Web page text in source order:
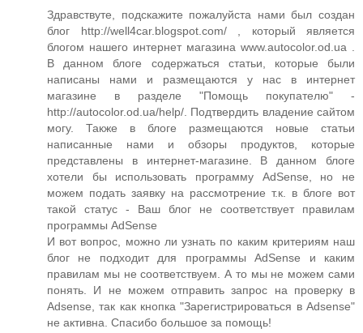
Здравствуте, подскажите пожалуйста нами был создан
блог http://well4car.blogspot.com/ , который является
блогом нашего интернет магазина www.autocolor.od.ua .
В данном блоге содержаться статьи, которые были
написаны нами и размещаются у нас в интернет
магазине в разделе "Помощь покупателю" -
http://autocolor.od.ua/help/. Подтвердить владение сайтом
могу. Также в блоге размещаются новые статьи
написанные нами и обзоры продуктов, которые
представлены в интернет-магазине. В данном блоге
хотели бы использовать программу AdSense, но не
можем подать заявку на рассмотрение т.к. в блоге вот
такой статус - Ваш блог не соответствует правилам
программы AdSense
И вот вопрос, можно ли узнать по каким критериям наш
блог не подходит для программы AdSense и каким
правилам мы не соответствуем. А то мы не можем сами
понять. И не можем отправить запрос на проверку в
Adsense, так как кнопка "Зарегистрироваться в Adsense"
не активна. Спасибо большое за помощь!